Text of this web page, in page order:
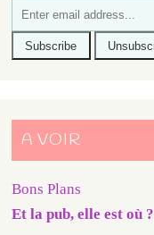
A VOIR
Bons Plans
Et la pub, elle est où ?